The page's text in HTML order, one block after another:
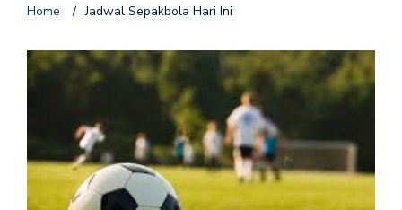
Home / Jadwal Sepakbola Hari Ini